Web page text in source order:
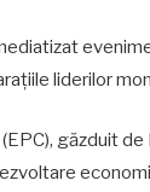
liderilor
găzduit de